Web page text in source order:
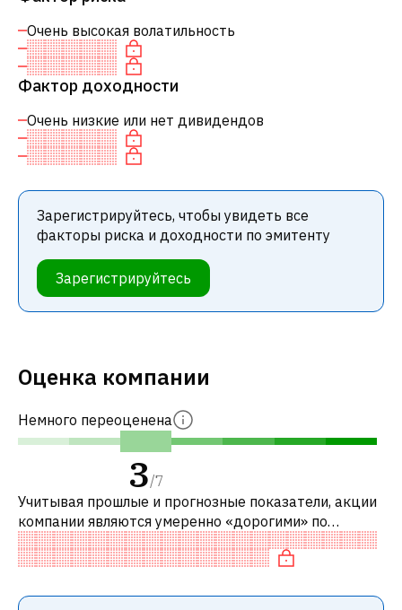
Очень высокая волатильность
Фактор доходности
Очень низкие или нет дивидендов
Зарегистрируйтесь, чтобы увидеть все
факторы риска и доходности по эмитенту
Зарегистрируйтесь
Оценка компании
Немного переоценена
3/7
Учитывая прошлые и прогнозные показатели, акции
компании являются умеренно «дорогими» по
сравнению с аналогичными компаниями.